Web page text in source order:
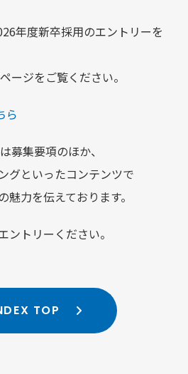
年度新卒採用のエントリーを
ージをご覧ください。
ら
募集要項のほか、
グといったコンテンツで
力を伝えております。
ントリーください。
TOP